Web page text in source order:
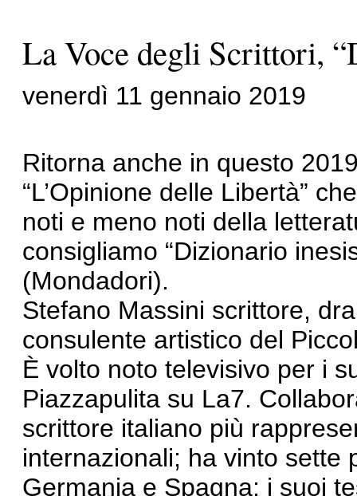
La Voce degli Scrittori,
venerdì 11 gennaio 2019
Ritorna anche in questo
“L’Opinione delle Libertà”
noti e meno noti della
consigliamo “Dizionario
(Mondadori).
Stefano Massini scrittore,
consulente artistico del
È volto noto televisivo per i
Piazzapulita su La7.
scrittore italiano più
internazionali; ha vinto sette
Germania e Spagna; i suoi